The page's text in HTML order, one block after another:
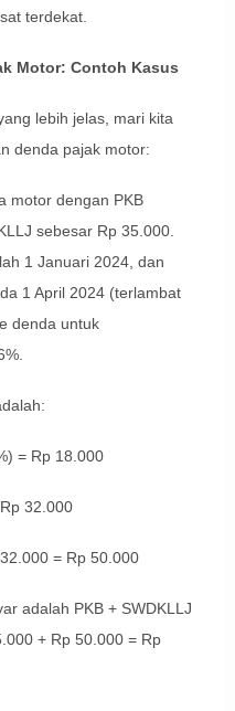
terdekat.
Motor: Contoh Kasus
lebih jelas, mari kita
denda pajak motor:
motor dengan PKB
sebesar Rp 35.000.
1 Januari 2024, dan
1 April 2024 (terlambat
denda untuk
= Rp 18.000
32.000
= Rp 50.000
adalah PKB + SWDKLLJ
+ Rp 50.000 = Rp